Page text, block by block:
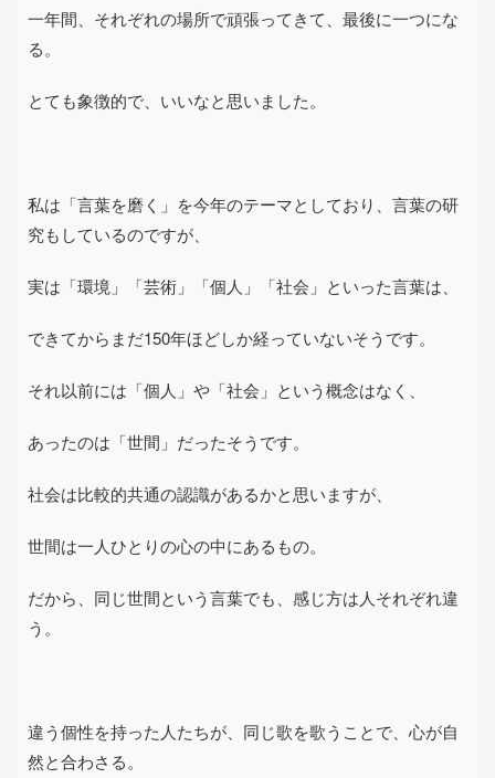
一年間、それぞれの場所で頑張ってきて、最後に一つにな
る。
とても象徴的で、いいなと思いました。
私は「言葉を磨く」を今年のテーマとしており、言葉の研
究もしているのですが、
実は「環境」「芸術」「個人」「社会」といった言葉は、
できてからまだ150年ほどしか経っていないそうです。
それ以前には「個人」や「社会」という概念はなく、
あったのは「世間」だったそうです。
社会は比較的共通の認識があるかと思いますが、
世間は一人ひとりの心の中にあるもの。
だから、同じ世間という言葉でも、感じ方は人それぞれ違
う。
違う個性を持った人たちが、同じ歌を歌うことで、心が自
然と合わさる。